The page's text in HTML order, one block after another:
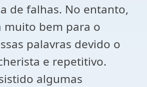
de falhas. No entanto,
muito bem para o
palavras devido o
e repetitivo.
algumas